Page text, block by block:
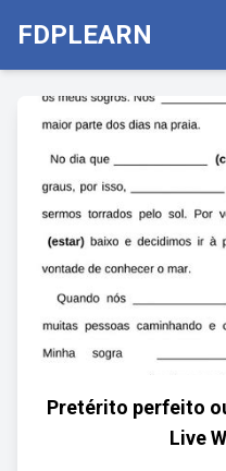
FDPLEARN
Pretérito perfeito
Live